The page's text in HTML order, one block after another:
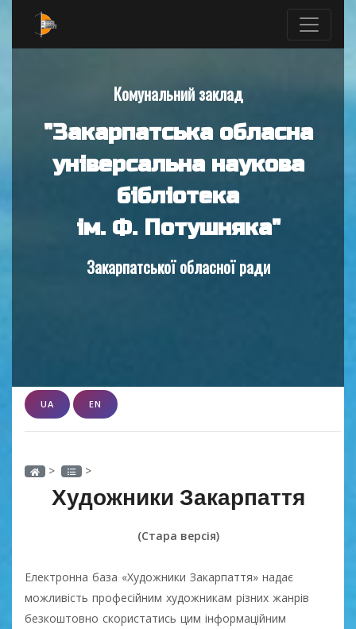
Комунальний заклад
"Закарпатська обласна
універсальна наукова
бібліотека
ім. Ф. Потушняка"
Закарпатської обласної ради
UA EN
> >
Художники Закарпаття
(Стара версія)
Електронна база «Художники Закарпаття» надає
можливість професійним художникам різних жанрів
безкоштовно скористатись цим інформаційним